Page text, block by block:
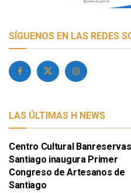
SÍGUENOS EN LAS REDES
LAS ÚLTIMAS H NEWS
Centro Cultural Banreservas
Santiago inaugura Primer
Congreso de Artesanos de
Santiago